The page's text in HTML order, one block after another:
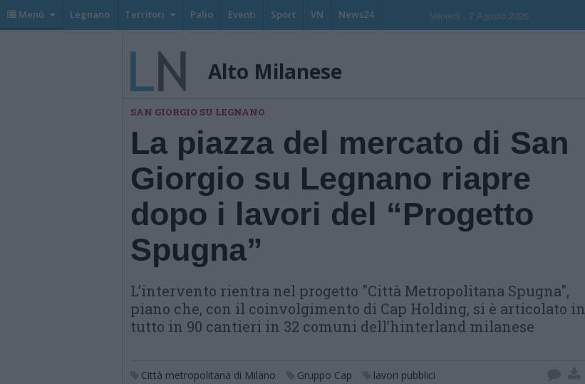
Menù Legnano Territori Palio Eventi Sport VN News24 Venerdi , 7 Agosto 2026
Alto Milanese
SAN GIORGIO SU LEGNANO
La piazza del mercato di San
Giorgio su Legnano riapre
dopo i lavori del “Progetto
Spugna”
L’intervento rientra nel progetto "Città Metropolitana Spugna",
piano che, con il coinvolgimento di Cap Holding, si è articolato in
tutto in 90 cantieri in 32 comuni dell’hinterland milanese
Città metropolitana di Milano Gruppo Cap
lavori pubblici